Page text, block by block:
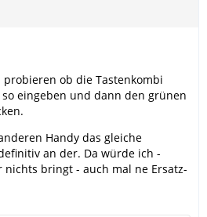
ob die Tastenkombi
eingeben und dann den grünen
Handy das gleiche
an der. Da würde ich -
bringt - auch mal ne Ersatz-